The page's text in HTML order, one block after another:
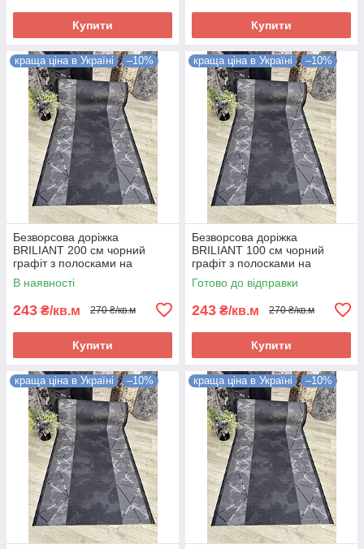
Купити Купити
краща ціна в Україні –10%
Безворсова доріжка
BRILIANT 200 см чорний
графіт з полосками на
підлогу на кухню, в коридор
В наявності
243 ₴/кв.м 270 ₴/кв.м
Купити
краща ціна в Україні –10%
Безворсова доріжка
BRILIANT 100 см чорний
графіт з полосками на
підлогу на кухню, в коридор
Готово до відправки
243 ₴/кв.м 270 ₴/кв.м
Купити
краща ціна в Україні –10% краща ціна в Україні –10%